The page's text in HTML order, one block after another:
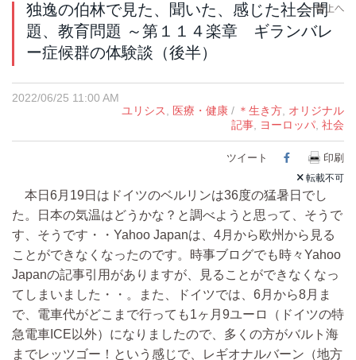
独逸の伯林で見た、聞いた、感じた社会問
題、教育問題 ～第１１４楽章 ギランバレ
ー症候群の体験談（後半）
2022/06/25 11:00 AM
ユリシス, 医療・健康 / ＊生き方, オリジナル
記事, ヨーロッパ, 社会
ツイート Facebook
印刷
転載不可
本日6月19日はドイツのベルリンは36度の猛暑日でし
た。日本の気温はどうかな？と調べようと思って、そうで
す、そうです・・Yahoo Japanは、4月から欧州から見る
ことができなくなったのです。時事ブログでも時々Yahoo
Japanの記事引用がありますが、見ることができなくなっ
てしまいました・・。また、ドイツでは、6月から8月ま
で、電車代がどこまで行っても1ヶ月9ユーロ（ドイツの特
急電車ICE以外）になりましたので、多くの方がバルト海
までレッツゴー！という感じで、レギオナルバーン（地方